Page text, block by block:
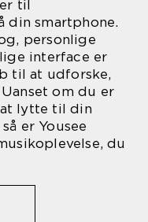
til
din smartphone.
personlige
interface er
til at udforske,
om du er
lytte til din
er Yousee
du